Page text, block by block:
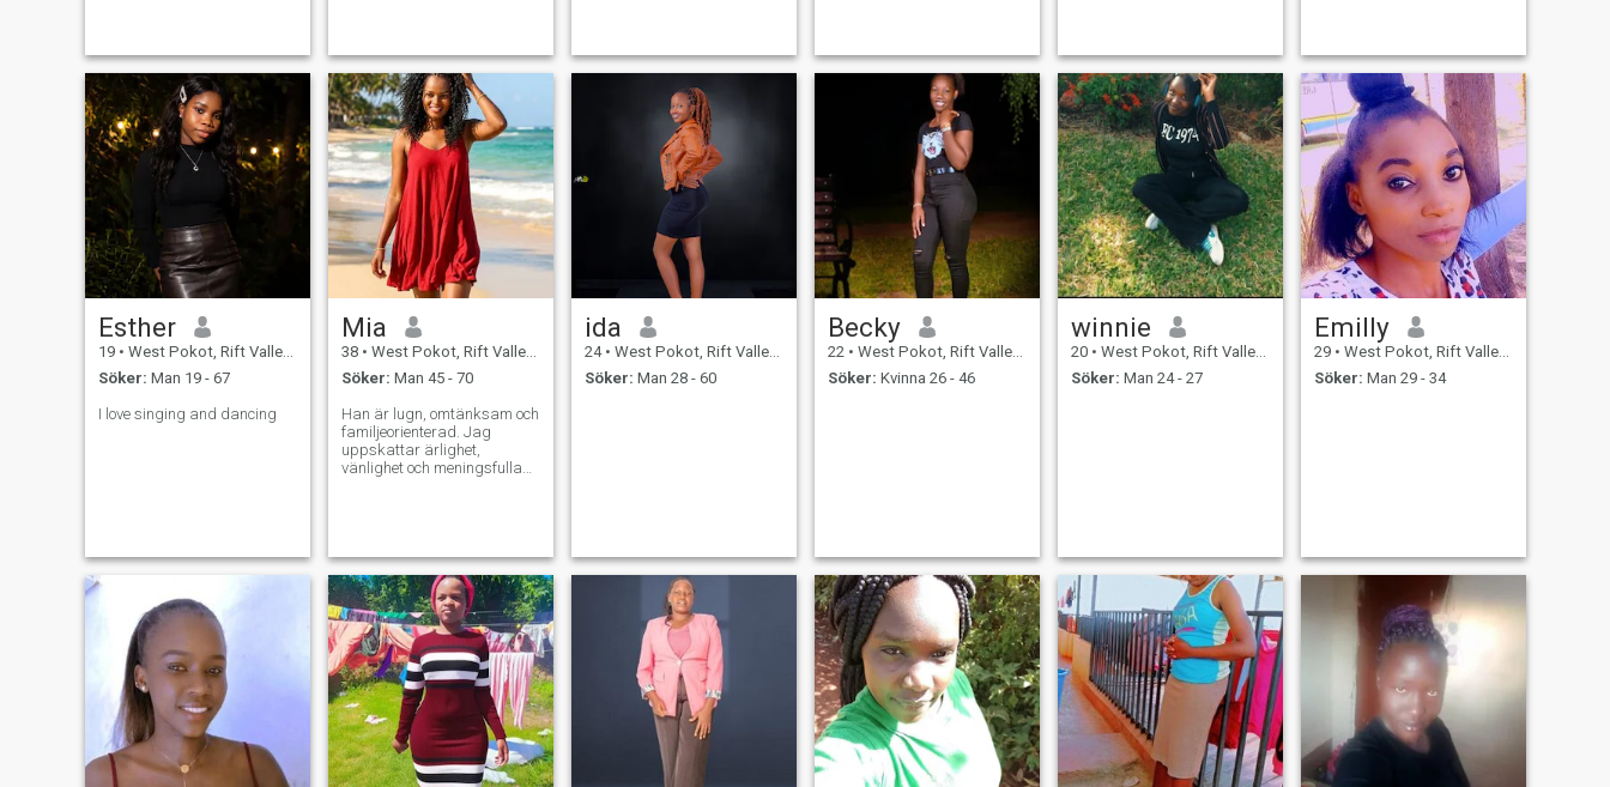
ways ,so respect me and I
will resp
would describe me as loyal,
uncertain, and many profiles
positive people. Also, I like
watching fo
working out, cooking, movies
and nature walk
laughter is rather akwardly
loud.
Esther
19 • West Pokot, Rift Valley, Kenya
Söker: Man 19 - 67
I love singing and dancing
Mia
38 • West Pokot, Rift Valley, Kenya
Söker: Man 45 - 70
Han är lugn, omtänksam och
familjeorienterad. Jag
uppskattar ärlighet,
vänlighet och meningsfulla
ida
24 • West Pokot, Rift Valley, Kenya
Söker: Man 28 - 60
Becky
22 • West Pokot, Rift Valley, Kenya
Söker: Kvinna 26 - 46
winnie
20 • West Pokot, Rift Valley, Kenya
Söker: Man 24 - 27
Emilly
29 • West Pokot, Rift Valley, Kenya
Söker: Man 29 - 34